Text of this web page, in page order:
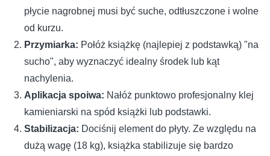
płycie nagrobnej musi być suche, odtłuszczone i wolne
od kurzu.
Przymiarka: Połóż książkę (najlepiej z podstawką) "na
sucho", aby wyznaczyć idealny środek lub kąt
nachylenia.
Aplikacja spoiwa: Nałóż punktowo profesjonalny klej
kamieniarski na spód książki lub podstawki.
Stabilizacja: Dociśnij element do płyty. Ze względu na
dużą wagę (18 kg), książka stabilizuje się bardzo